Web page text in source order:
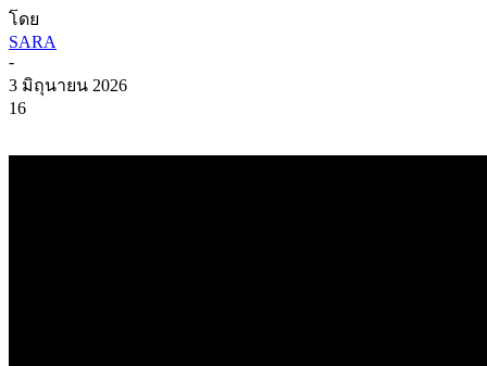
โดย
SARA
-
3 มิถุนายน 2026
16